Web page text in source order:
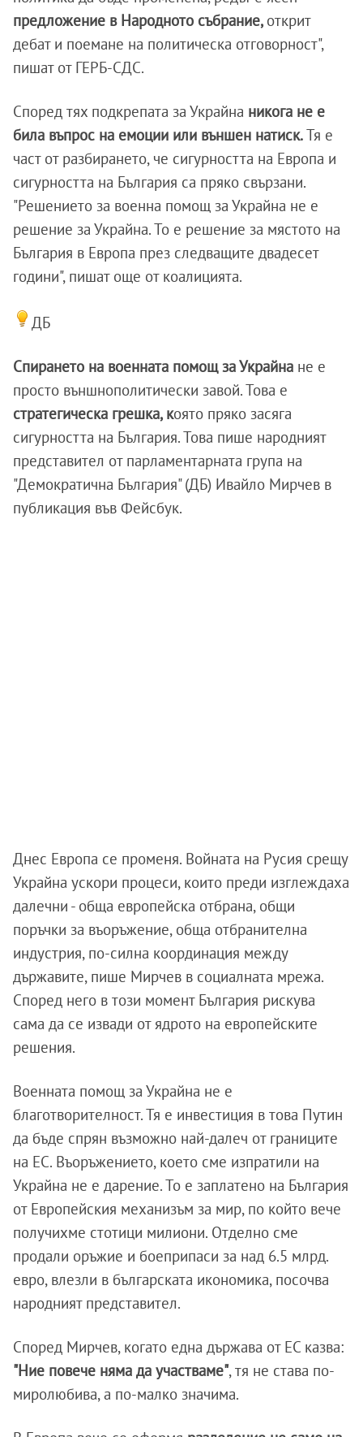
предложение в Народното събрание, открит
дебат и поемане на политическа отговорност",
пишат от ГЕРБ-СДС.
Според тях подкрепата за Украйна никога не е
била въпрос на емоции или външен натиск.Тя е
част от разбирането, че сигурността на Европа и
сигурността на България са пряко свързани.
"Решението за военна помощ за Украйна не е
решение за Украйна. То е решение за мястото на
България в Европа през следващите двадесет
години", пишат още от коалицията.
ДБ
Спирането на военната помощ за Украйна не е
просто външнополитически завой. Това е
стратегическа грешка, която пряко засяга
сигурността на България. Това пише народният
представител от парламентарната група на
"Демократична България" (ДБ) Ивайло Мирчев в
публикация във Фейсбук.
Днес Европа се променя. Войната на Русия срещу
Украйна ускори процеси, които преди изглеждаха
далечни - обща европейска отбрана, общи
поръчки за въоръжение, обща отбранителна
индустрия, по-силна координация между
държавите, пише Мирчев в социалната мрежа.
Според него в този момент България рискува
сама да се извади от ядрото на европейските
решения.
Военната помощ за Украйна не е
благотворителност. Тя е инвестиция в това Путин
да бъде спрян възможно най-далеч от границите
на ЕС. Въоръжението, което сме изпратили на
Украйна не е дарение. То е заплатено на България
от Европейския механизъм за мир, по който вече
получихме стотици милиони. Отделно сме
продали оръжие и боеприпаси за над 6.5 млрд.
евро, влезли в българската икономика, посочва
народният представител.
Според Мирчев, когато една държава от ЕС казва:
"Ние повече няма да участваме", тя не става по-
миролюбива, а по-малко значима.